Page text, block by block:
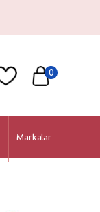
0
Markalar